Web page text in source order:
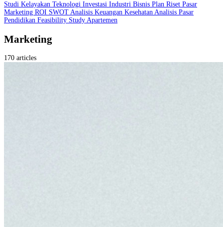
Studi Kelayakan Teknologi Investasi Industri Bisnis Plan Riset Pasar
Marketing ROI SWOT Analisis Keuangan Kesehatan Analisis Pasar
Pendidikan Feasibility Study Apartemen
Marketing
170 articles